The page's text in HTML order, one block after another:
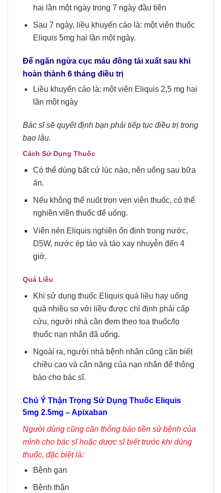
hai lần một ngày trong 7 ngày đầu tiên
Sau 7 ngày, liều khuyến cáo là: một viên thuốc
Eliquis 5mg hai lần một ngày.
Để ngăn ngừa cục máu đông tái xuất sau khi
hoàn thành 6 tháng điều trị
Liều khuyến cáo là: một viên Eliquis 2,5 mg hai
lần một ngày
Bác sĩ sẽ quyết định bạn phải tiếp tục điều trị trong
bao lâu.
Cách Sử Dụng Thuốc
Có thể dùng bất cứ lúc nào, nên uống sau bữa
ăn.
Nếu không thể nuốt trọn vẹn viên thuốc, có thể
nghiền viên thuốc để uống.
Viên nén Eliquis nghiền ổn định trong nước,
D5W, nước ép táo và táo xay nhuyễn đến 4
giờ.
Quá Liều
Khi sử dụng thuốc Eliquis quá liều hay uống
quá nhiều so với liều được chỉ định phải cấp
cứu, người nhà cần đem theo toa thuốc/lọ
thuốc nạn nhân đã uống.
Ngoài ra, người nhà bệnh nhân cũng cần biết
chiều cao và cân nặng của nạn nhân để thông
báo cho bác sĩ.
Chú Ý Thận Trọng Sử Dụng Thuốc Eliquis
5mg 2.5mg – Apixaban
Người dùng cũng cần thông báo tiền sử bệnh của
mình cho bác sĩ hoặc dược sĩ biết trước khi dùng
thuốc, đặc biệt là:
Bệnh gan
Bệnh thận